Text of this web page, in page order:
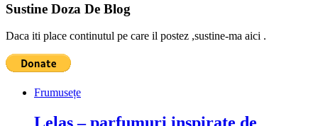
Sustine Doza De Blog
Daca iti place continutul pe care il postez ,sustine-ma aici .
Frumusețe